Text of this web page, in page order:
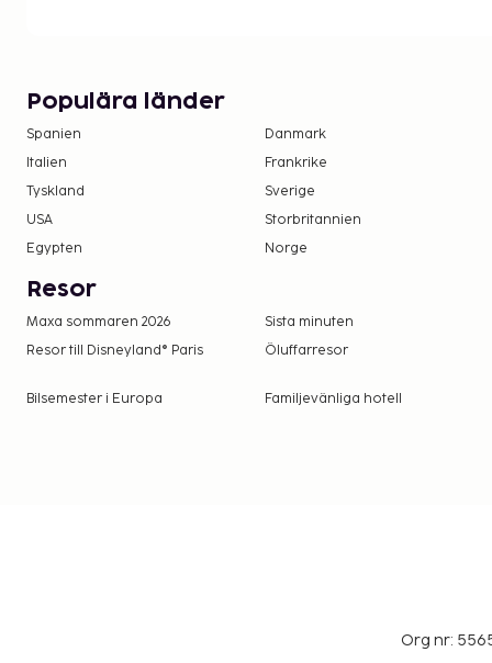
Kontaktfri incheckning och kontaktfri
Populära länder
Spanien Danmark
Italien
Frankrike
Tyskland
Sverige
USA
Storbritannien
Egypten
Norge
Resor
Maxa sommaren 2026 Sista minuten
Resor till Disneyland® Paris
Öluffarresor
Bilsemester i Europa Familjevänliga hotell
Org nr: